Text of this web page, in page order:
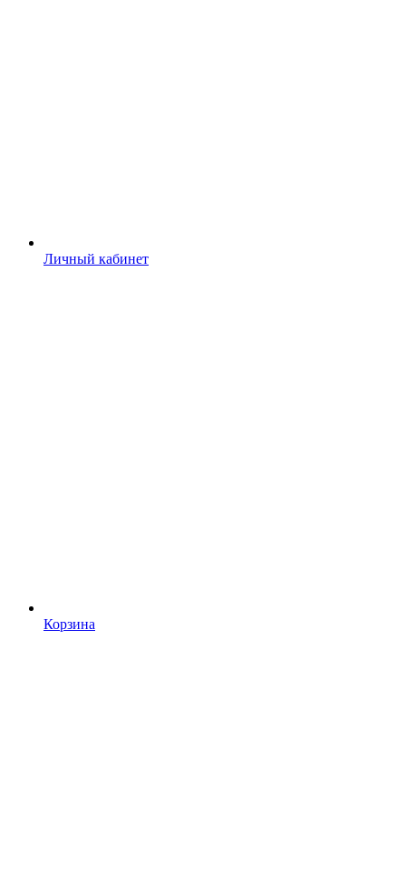
Личный кабинет
Корзина